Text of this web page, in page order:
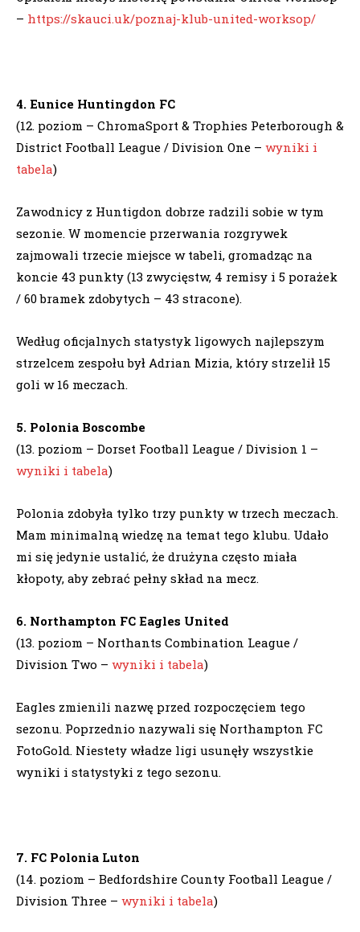
– https://skauci.uk/poznaj-klub-united-worksop/
4. Eunice Huntingdon FC
(12. poziom – ChromaSport & Trophies Peterborough &
District Football League / Division One – wyniki i
tabela)
Zawodnicy z Huntigdon dobrze radzili sobie w tym
sezonie. W momencie przerwania rozgrywek
zajmowali trzecie miejsce w tabeli, gromadząc na
koncie 43 punkty (13 zwycięstw, 4 remisy i 5 porażek
/ 60 bramek zdobytych – 43 stracone).
Według oficjalnych statystyk ligowych najlepszym
strzelcem zespołu był Adrian Mizia, który strzelił 15
goli w 16 meczach.
5. Polonia Boscombe
(13. poziom – Dorset Football League / Division 1 –
wyniki i tabela)
Polonia zdobyła tylko trzy punkty w trzech meczach.
Mam minimalną wiedzę na temat tego klubu. Udało
mi się jedynie ustalić, że drużyna często miała
kłopoty, aby zebrać pełny skład na mecz.
6. Northampton FC Eagles United
(13. poziom – Northants Combination League /
Division Two – wyniki i tabela)
Eagles zmienili nazwę przed rozpoczęciem tego
sezonu. Poprzednio nazywali się Northampton FC
FotoGold. Niestety władze ligi usunęły wszystkie
wyniki i statystyki z tego sezonu.
7. FC Polonia Luton
(14. poziom – Bedfordshire County Football League /
Division Three – wyniki i tabela)